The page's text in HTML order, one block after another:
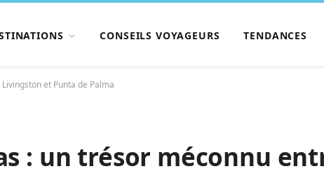
CONSEILS VOYAGEURS TENDANCES
et Punta de Palma
: un trésor méconnu